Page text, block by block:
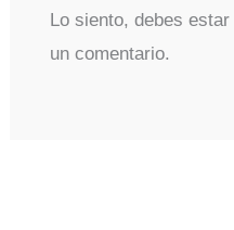
Lo siento, debes estar
un comentario.